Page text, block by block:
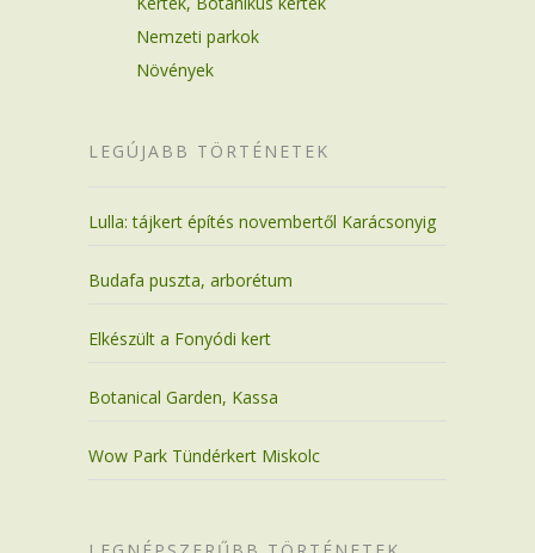
Nemzeti parkok
Növények
LEGÚJABB TÖRTÉNETEK
Lulla: tájkert építés novembertől Karácsonyig
Budafa puszta, arborétum
Elkészült a Fonyódi kert
Botanical Garden, Kassa
Wow Park Tündérkert Miskolc